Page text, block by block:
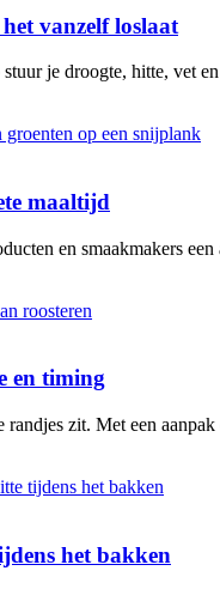
vanzelf loslaat
je droogte, hitte, vet
maaltijd
en smaakmakers
en timing
zit. Met een
het bakken